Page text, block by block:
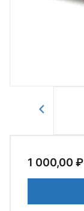
1 000,00 ₽